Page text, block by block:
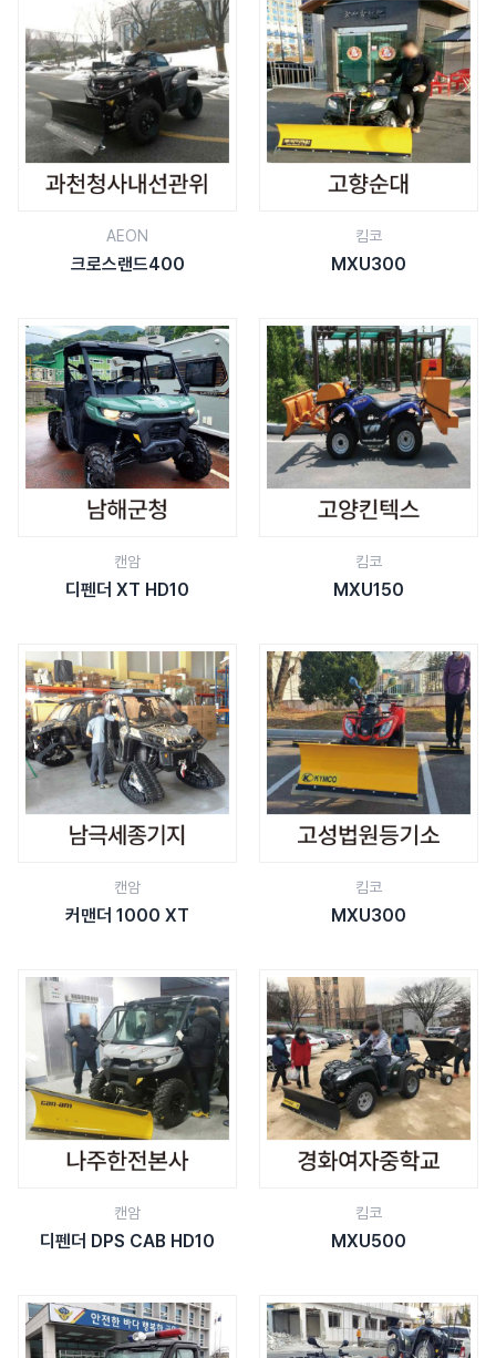
AEON
크로스랜드400
킴코
MXU300
캔암
디펜더 XT HD10
킴코
MXU150
캔암
커맨더 1000 XT
킴코
MXU300
캔암
디펜더 DPS CAB HD10
킴코
MXU500